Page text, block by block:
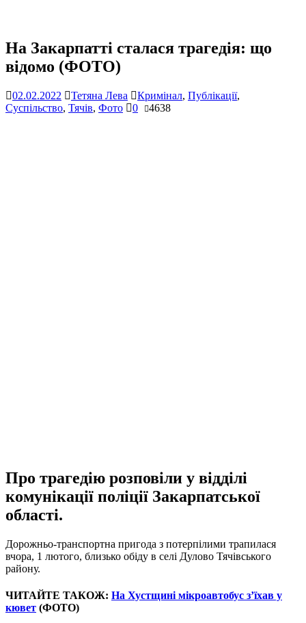
На Закарпатті сталася трагедія: що
відомо (ФОТО)
02.02.2022 Тетяна Лева Кримінал, Публікації,
Суспільство, Тячів, Фото 0 4638
Про трагедію розповіли у відділі
комунікації поліції Закарпатської
області.
Дорожньо-транспортна пригода з потерпілими трапилася
вчора, 1 лютого, близько обіду в селі Дулово Тячівського
району.
ЧИТАЙТЕ ТАКОЖ: На Хустщині мікроавтобус з’їхав у
кювет (ФОТО)